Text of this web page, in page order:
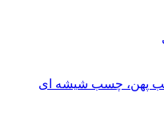
پهن، چسب شیشه ای